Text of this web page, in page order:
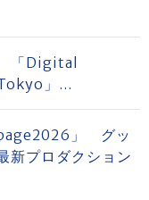
「Digital
」...
page2026」 グッ
プロダクション